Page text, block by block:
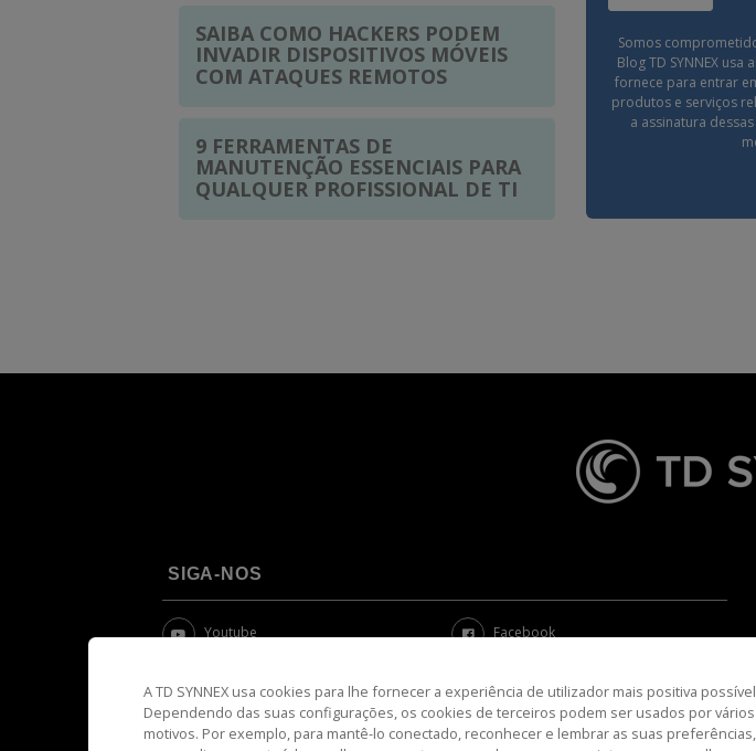
SAIBA COMO HACKERS PODEM
INVADIR DISPOSITIVOS MÓVEIS
COM ATAQUES REMOTOS
9 FERRAMENTAS DE
MANUTENÇÃO ESSENCIAIS PARA
QUALQUER PROFISSIONAL DE TI
Somos
Blog TD SYNNEX
fornece para entrar
produtos e serviços
a assinatura
SIGA-NOS
Youtube
Instagram
Facebook
Channel Academy
A TD SYNNEX usa cookies para lhe fornecer a experiência de utilizador mais positiva
Dependendo das suas configurações, os cookies de terceiros podem ser usados por vários
motivos. Por exemplo, para mantê-lo conectado, reconhecer e lembrar as suas preferências,